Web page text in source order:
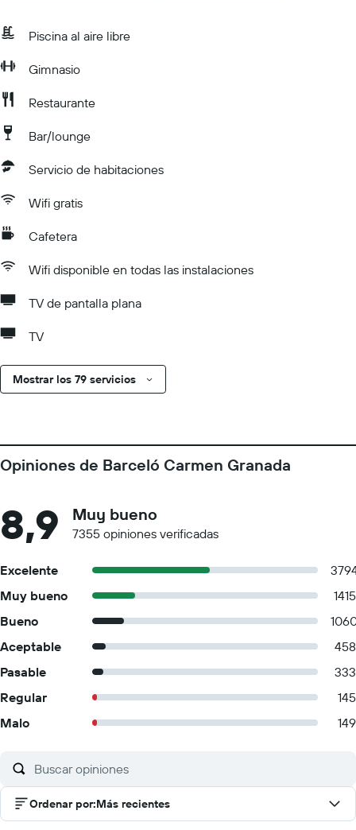
Piscina al aire libre
Gimnasio
Restaurante
Bar/lounge
Servicio de habitaciones
Wifi gratis
Cafetera
Wifi disponible en todas las instalaciones
TV de pantalla plana
TV
Mostrar los 79 servicios
Opiniones de Barceló Carmen Granada
8,9 Muy bueno
7355 opiniones verificadas
Excelente
Muy bueno
1415
Bueno
Aceptable
458
Pasable
333
Regular
145
Malo
149
Ordenar por:Más recientes